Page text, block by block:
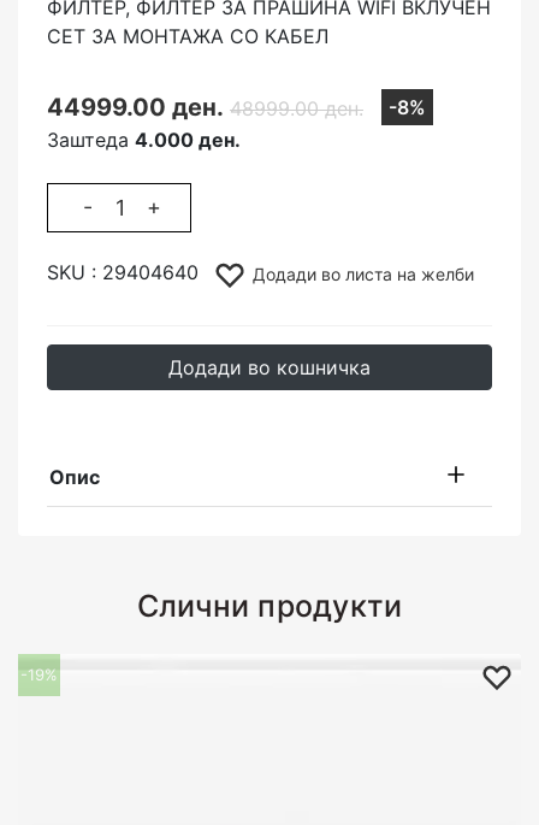
ФИЛТЕР, ФИЛТЕР ЗА ПРАШИНА WIFI ВКЛУЧЕН
СЕТ ЗА МОНТАЖА СО КАБЕЛ
44999.00 ден. 48999.00 ден.
-8%
Заштеда 4.000 ден.
- +
SKU : 29404640 Додади во листа на желби
Додади во кошничка
Опис
Слични продукти
-19%